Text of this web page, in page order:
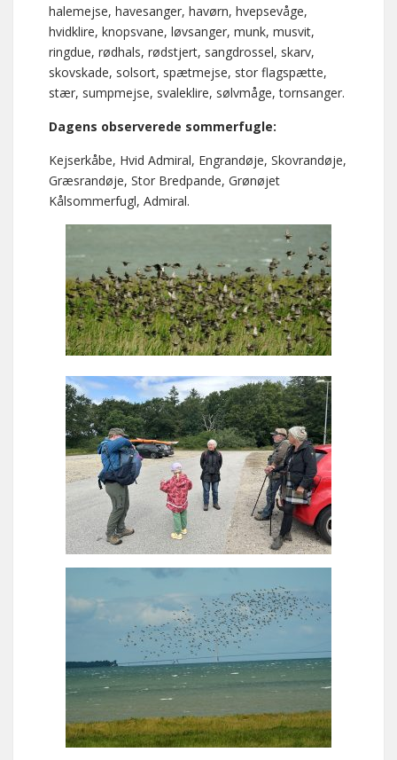
halemejse, havesanger, havørn, hvepsevåge,
hvidklire, knopsvane, løvsanger, munk, musvit,
ringdue, rødhals, rødstjert, sangdrossel, skarv,
skovskade, solsort, spætmejse, stor flagspætte,
stær, sumpmejse, svaleklire, sølvmåge, tornsanger.
Dagens observerede sommerfugle:
Kejserkåbe, Hvid Admiral, Engrandøje, Skovrandøje,
Græsrandøje, Stor Bredpande, Grønøjet
Kålsommerfugl, Admiral.